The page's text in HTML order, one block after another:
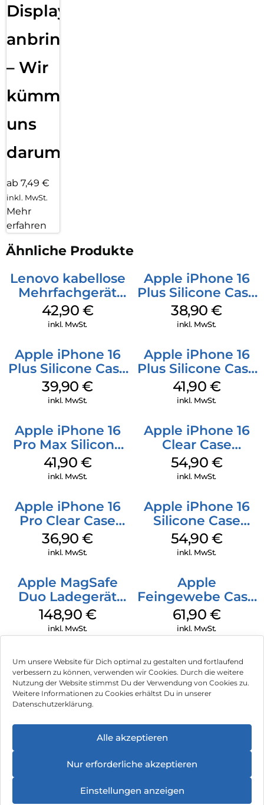
Um unsere Website für Dich optimal zu gestalten und fortlaufend
verbessern zu können, verwenden wir Cookies. Durch die weitere
Nutzung der Website stimmst Du der Verwendung von Cookies zu.
Weitere Informationen zu Cookies erhältst Du in unserer
Datenschutzerklärung.
Alle akzeptieren
Nur erforderliche akzeptieren
Einstellungen anzeigen
Displayfolie
anbringen
– Wir
kümmern
uns
darum!
ab 7,49 €
inkl. MwSt.
Mehr
erfahren
Ähnliche Produkte
Lenovo kabellose
Mehrfachgerät
Luna Grey
42,90 €
inkl. MwSt.
Apple iPhone 16
Plus Silicone Case
MagSafe Denim
38,90€
inkl. MwSt.
Apple iPhone 16
Plus Silicone Case
MagSafe Plum
39,90€
inkl. MwSt.
Apple iPhone 16
Plus Silicone Case
MagSafe Stone
Gray
41,90 €
inkl. MwSt.
Apple iPhone 16
Pro Max Silicone
Case MagSafe
Ultramarine
41,90 €
inkl. MwSt.
Apple iPhone 16
Clear Case
MagSafe
Transparent
54,90 €
inkl. MwSt.
Apple iPhone 16
Pro Clear Case
MagSafe
Transparent
36,90€
inkl. MwSt.
Apple iPhone 16
Silicone Case
MagSafe Lake
Green
54,90 €
inkl. MwSt.
Apple MagSafe
Duo Ladegerät
Weiß
148,90 €
inkl. MwSt.
Apple
Feingewebe Case
iPhone 15 Pro
MagSafe Schwarz
61,90 €
inkl. MwSt.
Impressum
Hinweis zur Batterieentsorgung
Newsletter